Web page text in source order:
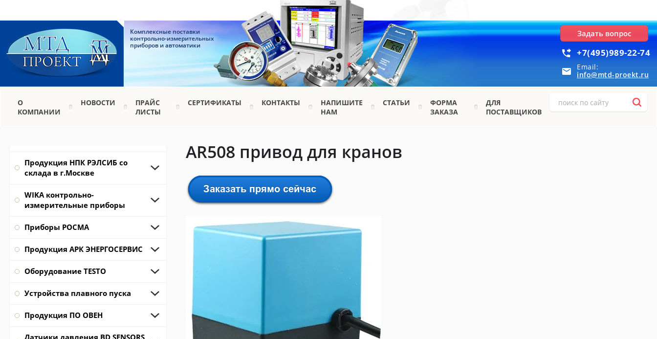
Комплексные поставки
контрольно-измерительных
приборов и автоматики
Задать вопрос
+7(495)989-22-74
Email:
info@mtd-proekt.ru
О
КОМПАНИИ
НОВОСТИ
ПРАЙС
ЛИСТЫ
СЕРТИФИКАТЫ КОНТАКТЫ
НАПИШИТЕ
НАМ
СТАТЬИ
ФОРМА
ЗАКАЗА
ДЛЯ
ПОСТАВЩИКОВ
Продукция НПК РЭЛСИБ со
склада в г.Москве
WIKA контрольно-
измерительные приборы
Приборы РОСМА
Продукция АРК ЭНЕРГОСЕРВИС
Оборудование TESTO
Устройства плавного пуска
Продукция ПО ОВЕН
AR508 привод для кранов